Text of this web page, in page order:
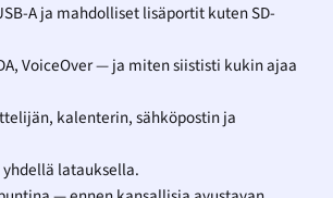
A ja mahdolliset lisäportit kuten SD-
VoiceOver — ja miten siististi kukin ajaa
kalenterin, sähköpostin ja
latauksella.